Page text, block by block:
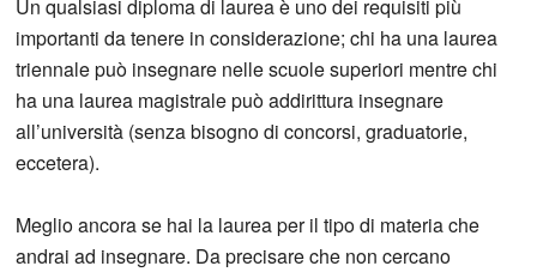
Un qualsiasi diploma di laurea è uno dei requisiti più
importanti da tenere in considerazione; chi ha una laurea
triennale può insegnare nelle scuole superiori mentre chi
ha una laurea magistrale può addirittura insegnare
all’università (senza bisogno di concorsi, graduatorie,
eccetera).
Meglio ancora se hai la laurea per il tipo di materia che
andrai ad insegnare. Da precisare che non cercano